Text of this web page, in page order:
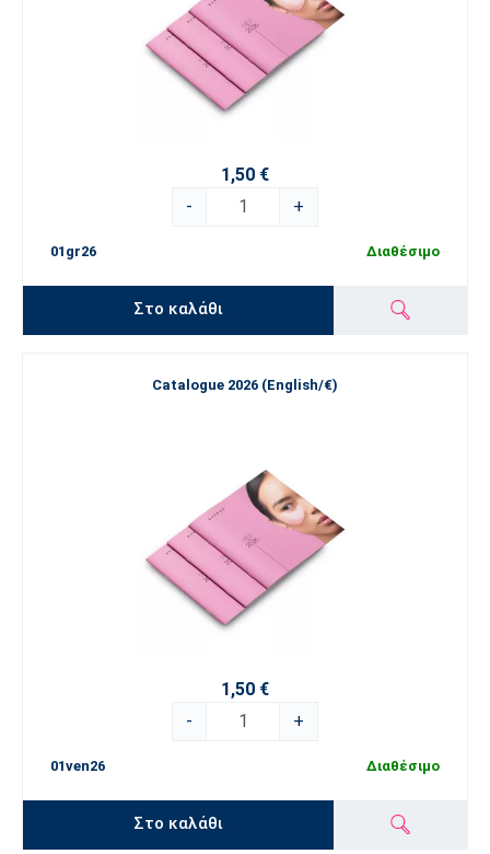
1,50 €
-
+
01gr26 Διαθέσιμο
Στο καλάθι
Catalogue 2026 (English/€)
1,50 €
-
+
01ven26 Διαθέσιμο
Στο καλάθι